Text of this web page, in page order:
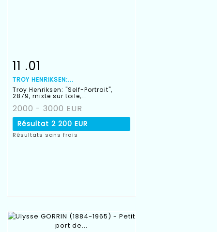
Fiche détaillée
11 .01
TROY HENRIKSEN:...
Troy Henriksen: "Self-Portrait",
2879, mixte sur toile,...
2000 - 3000 EUR
Résultat 2 200 EUR
Résultats sans frais